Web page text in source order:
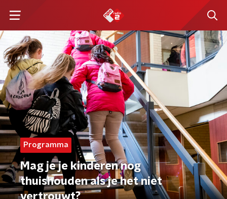
Programma
Mag je je kinderen nog
thuishouden als je het niet
vertrouwt?